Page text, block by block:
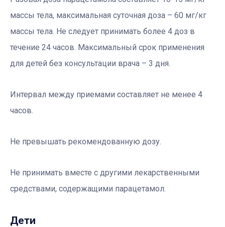
массы тела, максимальная суточная доза – 60 мг/кг
массы тела. Не следует принимать более 4 доз в
течение 24 часов. Максимальный срок применения
для детей без консультации врача – 3 дня.
Интервал между приемами составляет не менее 4
часов.
Не превышать рекомендованную дозу.
Не принимать вместе с другими лекарственными
средствами, содержащими парацетамол.
Дети